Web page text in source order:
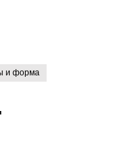
и форма